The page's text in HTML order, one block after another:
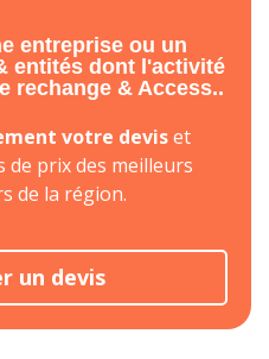
entreprise ou un
entités dont l'activité
rechange & Access..
votre deviset
de prix des meilleurs
de la région.
un devis